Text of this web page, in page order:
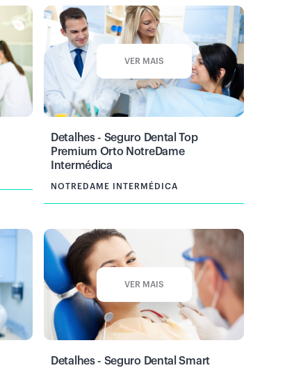
VER MAIS
Detalhes - Seguro Dental Top
Premium Orto NotreDame
Intermédica
NOTREDAME INTERMÉDICA
VER MAIS
Detalhes - Seguro Dental Smart